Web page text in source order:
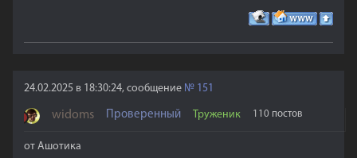
24.02.2025 в 18:30:24, сообщение № 151
widoms Проверенный Труженик 110 постов
от Ашотика